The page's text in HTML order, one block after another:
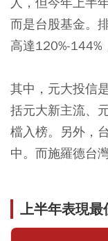
而是台股基金。
高達120%-144%
其中，元大投信
括元大新主流、
檔入榜。另外，
中。而施羅德台
上半年表現最